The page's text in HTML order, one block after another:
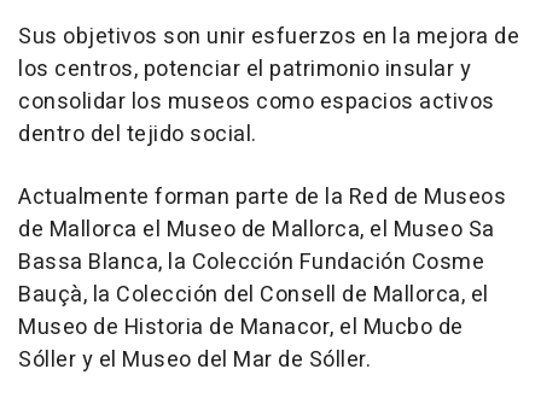
Sus objetivos son unir esfuerzos en la mejora de
los centros, potenciar el patrimonio insular y
consolidar los museos como espacios activos
dentro del tejido social.
Actualmente forman parte de la Red de Museos
de Mallorca el Museo de Mallorca, el Museo Sa
Bassa Blanca, la Colección Fundación Cosme
Bauçà, la Colección del Consell de Mallorca, el
Museo de Historia de Manacor, el Mucbo de
Sóller y el Museo del Mar de Sóller.